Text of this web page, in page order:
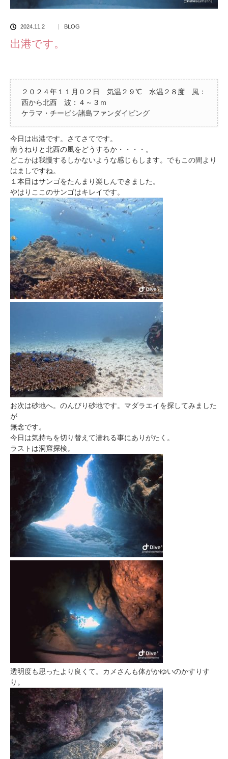
2024.11.2 BLOG
出港です。
２０２４年１１月０２日 気温２９℃ 水温２８度 風：
西から北西 波：４～３ｍ
ケラマ・チービシ諸島ファンダイビング
今日は出港です。さてさてです。
南うねりと北西の風をどうするか・・・・。
どこかは我慢するしかないような感じもします。でもこの間より
はましですね。
１本目はサンゴをたんまり楽しんできました。
やはりここのサンゴはキレイです。
お次は砂地へ。のんびり砂地です。マダラエイを探してみました
が
無念です。
今日は気持ちを切り替えて潜れる事にありがたく。
ラストは洞窟探検。
透明度も思ったより良くて。カメさんも体がかゆいのかすりす
り。